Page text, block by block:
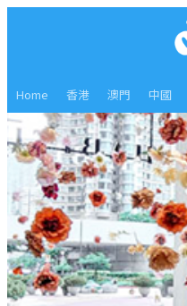
Home 香港 澳門 中國